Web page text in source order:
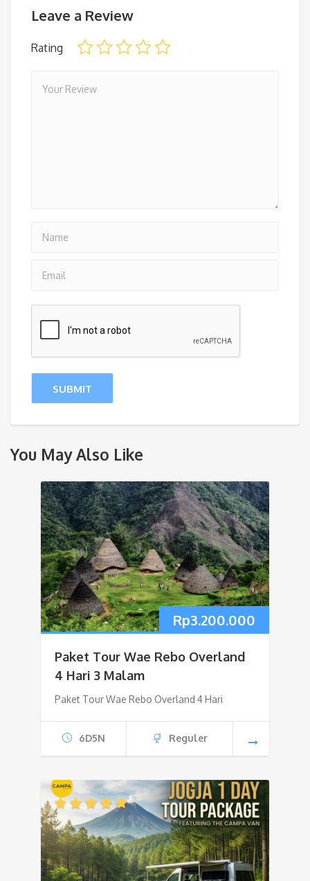
Leave a Review
Rating
You May Also Like
Rp3.200.000
Paket Tour Wae Rebo Overland
4 Hari 3 Malam
Paket Tour Wae Rebo Overland 4 Hari
6D5N Reguler